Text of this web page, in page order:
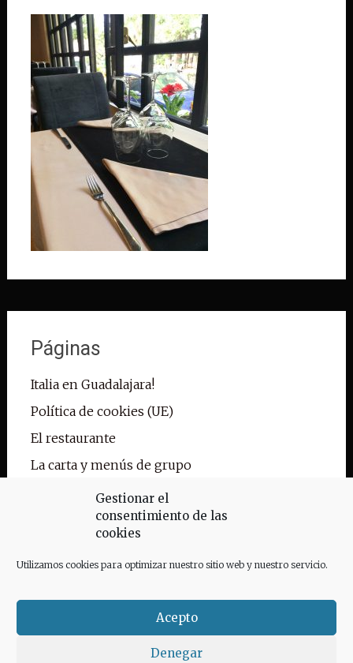
Gestionar el
consentimiento de las
cookies
Utilizamos cookies para optimizar nuestro sitio web y nuestro servicio.
Acepto
Denegar
Páginas
Italia en Guadalajara!
Política de cookies (UE)
El restaurante
La carta y menús de grupo
Pedidos para llevar
Galería